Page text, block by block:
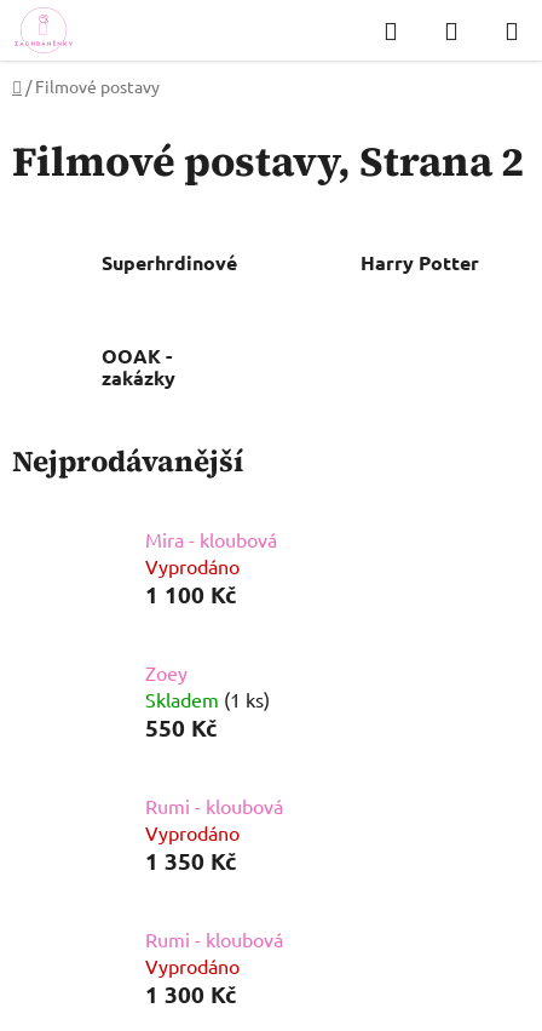
Přejít
na
obsah
Hledat
KOŠÍK
Domů
/ Filmové postavy
Filmové postavy, Strana 2
Superhrdinové Harry Potter
OOAK -
zakázky
Nejprodávanější
Mira - kloubová
Vyprodáno
1 100 Kč
Zoey
Skladem (1 ks)
550 Kč
Rumi - kloubová
Vyprodáno
1 350 Kč
Rumi - kloubová
Vyprodáno
1 300 Kč